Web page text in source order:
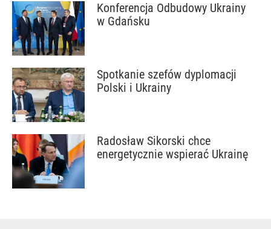
Konferencja Odbudowy Ukrainy
w Gdańsku
Spotkanie szefów dyplomacji
Polski i Ukrainy
Radosław Sikorski chce
energetycznie wspierać Ukrainę